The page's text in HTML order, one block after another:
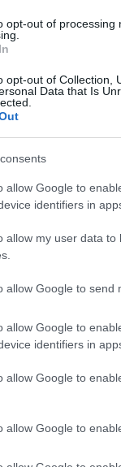
opt-out of processing
opt-out of Collection,
Data that Is
allow Google to
identifiers in
allow my user data
allow Google to send
allow Google to
identifiers in
allow Google to
allow Google to
ΕΞΑΓΟΡΕΣ -
Το Art &
21.05.2025
ΕΞΑΓΟΡΕΣ -